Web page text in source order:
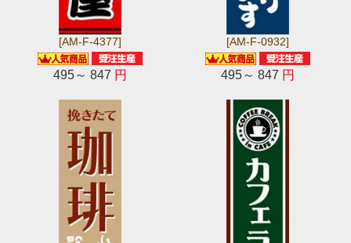
[AM-F-4377]
495～ 847 円
[AM-F-0932]
495～ 847 円